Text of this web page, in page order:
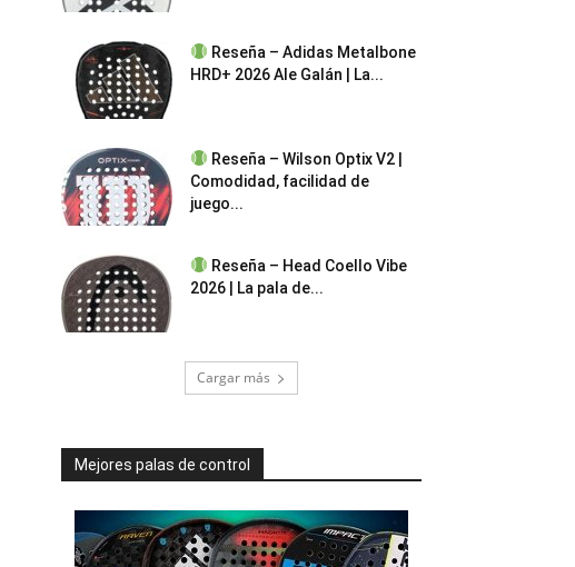
Reseña – Adidas Metalbone
HRD+ 2026 Ale Galán | La...
Reseña – Wilson Optix V2 |
Comodidad, facilidad de
juego...
Reseña – Head Coello Vibe
2026 | La pala de...
Cargar más
Mejores palas de control